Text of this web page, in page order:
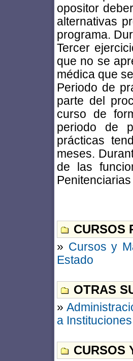
opositor
alternativas
programa.
Tercer
que no se
médica que
Periodo de
parte del
curso de
periodo de
prácticas
meses.
de las
CURSOS
» Cursos y
Estado
OTRAS
»
a
CURSOS